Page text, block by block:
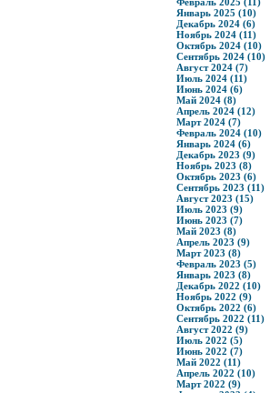
Январь 2025 (10)
Декабрь 2024 (6)
Ноябрь 2024 (11)
Октябрь 2024 (10)
Сентябрь 2024 (10)
Август 2024 (7)
Июль 2024 (11)
Июнь 2024 (6)
Май 2024 (8)
Апрель 2024 (12)
Март 2024 (7)
Февраль 2024 (10)
Январь 2024 (6)
Декабрь 2023 (9)
Ноябрь 2023 (8)
Октябрь 2023 (6)
Сентябрь 2023 (11)
Август 2023 (15)
Июль 2023 (9)
Июнь 2023 (7)
Май 2023 (8)
Апрель 2023 (9)
Март 2023 (8)
Февраль 2023 (5)
Январь 2023 (8)
Декабрь 2022 (10)
Ноябрь 2022 (9)
Октябрь 2022 (6)
Сентябрь 2022 (11)
Август 2022 (9)
Июль 2022 (5)
Июнь 2022 (7)
Май 2022 (11)
Апрель 2022 (10)
Март 2022 (9)